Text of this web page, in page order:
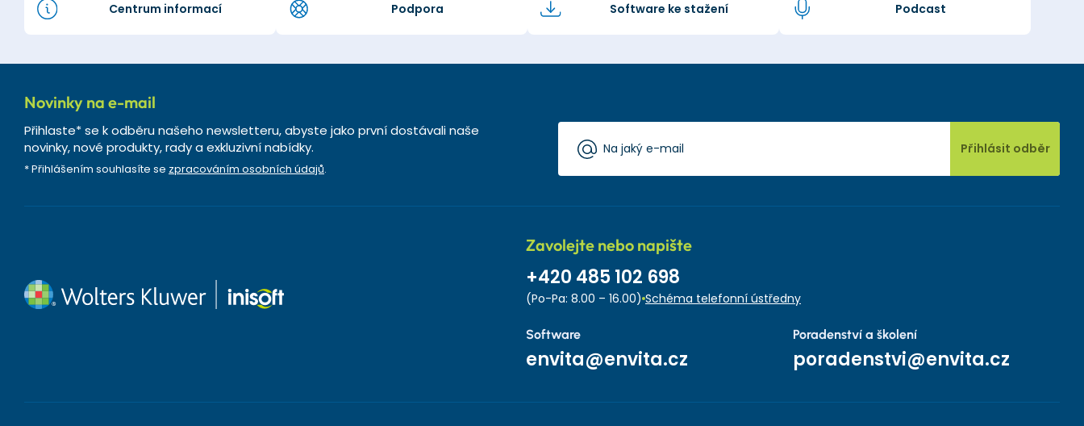
Centrum informací Podpora Software ke stažení Podcast
Novinky na e-mail
Přihlaste* se k odběru našeho newsletteru, abyste jako první dostávali naše
novinky, nové produkty, rady a exkluzivní nabídky.
* Přihlášením souhlasíte se zpracováním osobních údajů.
Přihlásit odběr
Zavolejte nebo napište
+420 485 102 698
(Po-Pa: 8.00 – 16.00) Schéma telefonní ústředny
Software
envita@envita.cz
Poradenství a školení
poradenstvi@envita.cz